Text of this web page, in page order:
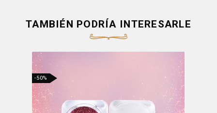
TAMBIÉN PODRÍA INTERESARLE
-50%